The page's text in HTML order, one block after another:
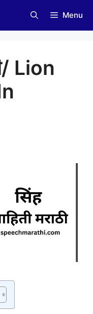
Menu
Lion